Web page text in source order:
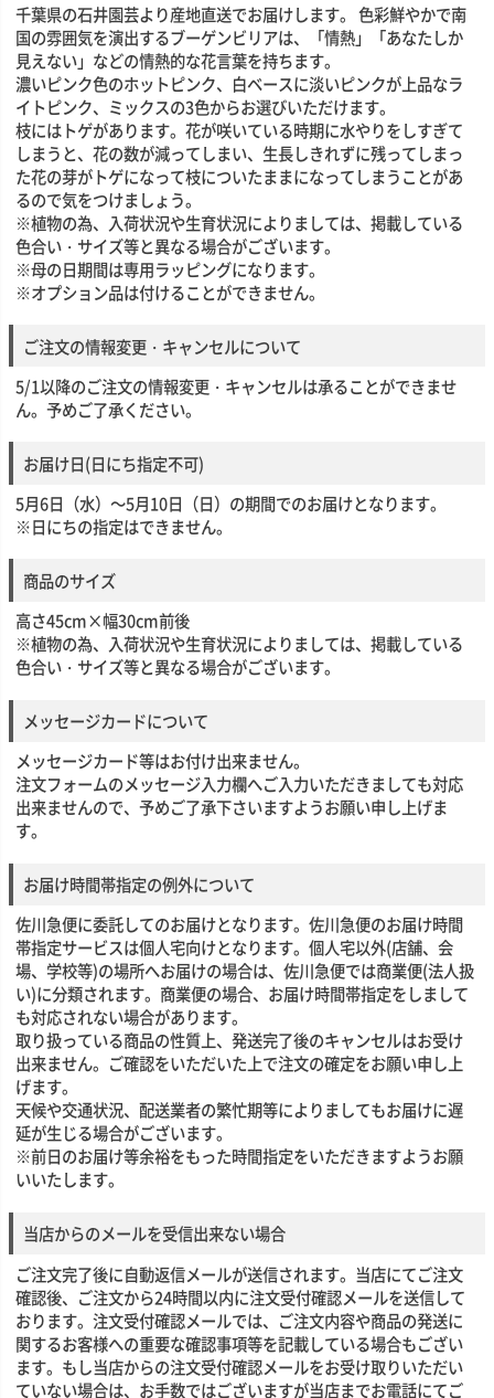
千葉県の石井園芸より産地直送でお届けします。 色彩鮮やかで南
国の雰囲気を演出するブーゲンビリアは、「情熱」「あなたしか
見えない」などの情熱的な花言葉を持ちます。
濃いピンク色のホットピンク、白ベースに淡いピンクが上品なラ
イトピンク、ミックスの3色からお選びいただけます。
枝にはトゲがあります。花が咲いている時期に水やりをしすぎて
しまうと、花の数が減ってしまい、生長しきれずに残ってしまっ
た花の芽がトゲになって枝についたままになってしまうことがあ
るので気をつけましょう。
※植物の為、入荷状況や生育状況によりましては、掲載している
色合い・サイズ等と異なる場合がございます。
※母の日期間は専用ラッピングになります。
※オプション品は付けることができません。
ご注文の情報変更・キャンセルについて
5/1以降のご注文の情報変更・キャンセルは承ることができませ
ん。予めご了承ください。
お届け日(日にち指定不可)
5月6日（水）～5月10日（日）の期間でのお届けとなります。
※日にちの指定はできません。
商品のサイズ
高さ45cm×幅30cm前後
※植物の為、入荷状況や生育状況によりましては、掲載している
色合い・サイズ等と異なる場合がございます。
メッセージカードについて
メッセージカード等はお付け出来ません。
注文フォームのメッセージ入力欄へご入力いただきましても対応
出来ませんので、予めご了承下さいますようお願い申し上げま
す。
お届け時間帯指定の例外について
佐川急便に委託してのお届けとなります。佐川急便のお届け時間
帯指定サービスは個人宅向けとなります。個人宅以外(店舗、会
場、学校等)の場所へお届けの場合は、佐川急便では商業便(法人扱
い)に分類されます。商業便の場合、お届け時間帯指定をしまして
も対応されない場合があります。
取り扱っている商品の性質上、発送完了後のキャンセルはお受け
出来ません。ご確認をいただいた上で注文の確定をお願い申し上
げます。
天候や交通状況、配送業者の繁忙期等によりましてもお届けに遅
延が生じる場合がございます。
※前日のお届け等余裕をもった時間指定をいただきますようお願
いいたします。
当店からのメールを受信出来ない場合
ご注文完了後に自動返信メールが送信されます。当店にてご注文
確認後、ご注文から24時間以内に注文受付確認メールを送信して
おります。注文受付確認メールでは、ご注文内容や商品の発送に
関するお客様への重要な確認事項等を記載している場合もござい
ます。もし当店からの注文受付確認メールをお受け取りいただい
ていない場合は、お手数ではございますが当店までお電話にてご